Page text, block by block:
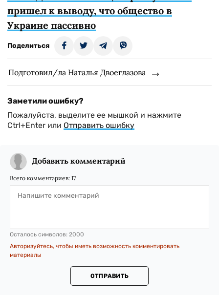
пришел к выводу, что общество в
Украине пассивно
Поделиться
Подготовил/ла Наталья Двоеглазова
Заметили ошибку?
Пожалуйста, выделите ее мышкой и нажмите
Ctrl+Enter или Отправить ошибку
Добавить комментарий
Всего комментариев: 17
Осталось символов: 2000
Авторизуйтесь, чтобы иметь возможность комментировать
материалы
ОТПРАВИТЬ